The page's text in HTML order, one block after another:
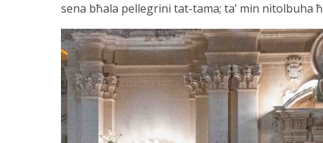
sena bħala pellegrini tat-tama; ta’ min nitolbuha